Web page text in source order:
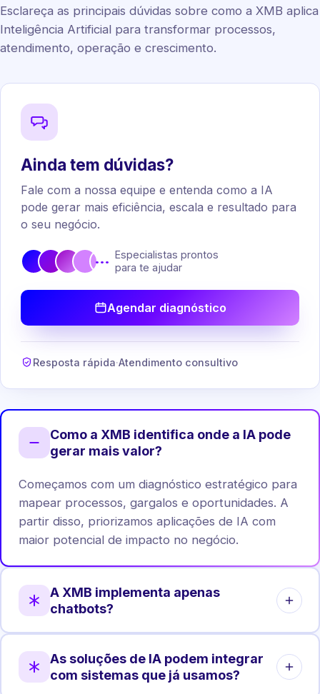
Esclareça as principais dúvidas sobre como a XMB aplica
Inteligência Artificial para transformar processos,
atendimento, operação e crescimento.
Ainda tem dúvidas?
Fale com a nossa equipe e entenda como a IA
pode gerar mais eficiência, escala e resultado para
o seu negócio.
•••
Especialistas prontos
para te ajudar
Agendar diagnóstico
Resposta rápida·Atendimento consultivo
Como a XMB identifica onde a IA pode
gerar mais valor?
Começamos com um diagnóstico estratégico para
mapear processos, gargalos e oportunidades. A
partir disso, priorizamos aplicações de IA com
maior potencial de impacto no negócio.
A XMB implementa apenas
chatbots?
Atuamos em automação de processos, análise de
dados, agentes internos, integrações e
As soluções de IA podem integrar
com sistemas que já usamos?